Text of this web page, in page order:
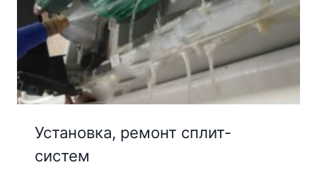
Установка, ремонт сплит-
систем